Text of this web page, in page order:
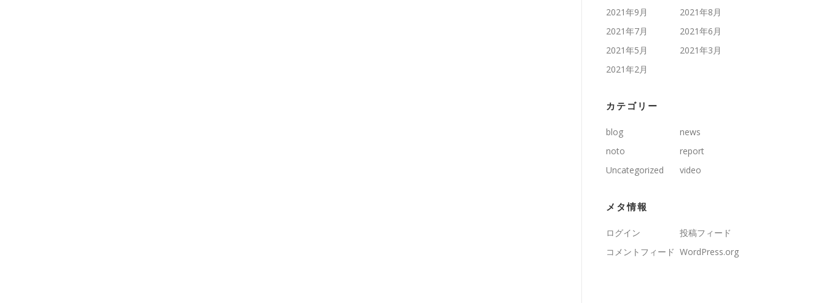
2021年9月
2021年8月
2021年7月
2021年6月
2021年5月
2021年3月
2021年2月
カテゴリー
blog
news
noto
report
Uncategorized
video
メタ情報
ログイン
投稿フィード
コメントフィード WordPress.org